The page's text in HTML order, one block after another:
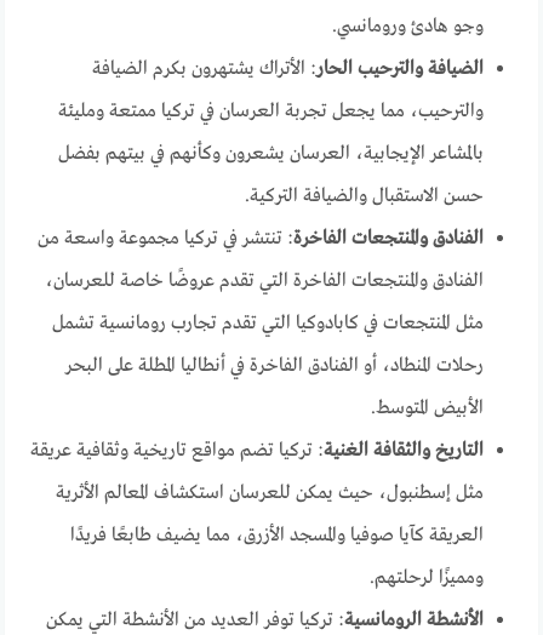
وجو هادئ ورومانسي.
الضيافة والترحيب الحار: الأتراك يشتهرون بكرم الضيافة
والترحيب، مما يجعل تجربة العرسان في تركيا ممتعة ومليئة
بالمشاعر الإيجابية، العرسان يشعرون وكأنهم في بيتهم بفضل
حسن الاستقبال والضيافة التركية.
الفنادق والمنتجعات الفاخرة: تنتشر في تركيا مجموعة واسعة من
الفنادق والمنتجعات الفاخرة التي تقدم عروضًا خاصة للعرسان،
مثل المنتجعات في كابادوكيا التي تقدم تجارب رومانسية تشمل
رحلات المنطاد، أو الفنادق الفاخرة في أنطاليا المطلة على البحر
الأبيض المتوسط.
التاريخ والثقافة الغنية: تركيا تضم مواقع تاريخية وثقافية عريقة
مثل إسطنبول، حيث يمكن للعرسان استكشاف المعالم الأثرية
العريقة كآيا صوفيا والمسجد الأزرق، مما يضيف طابعًا فريدًا
ومميزًا لرحلتهم.
الأنشطة الرومانسية: تركيا توفر العديد من الأنشطة التي يمكن